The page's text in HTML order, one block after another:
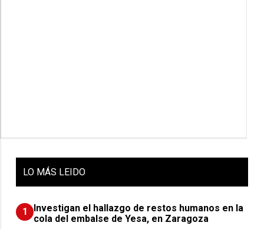
LO MÁS LEIDO
1
Investigan el hallazgo de restos humanos en la
cola del embalse de Yesa, en Zaragoza